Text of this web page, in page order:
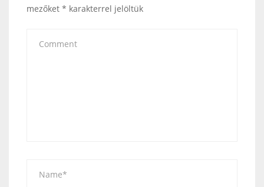
mezőket * karakterrel jelöltük